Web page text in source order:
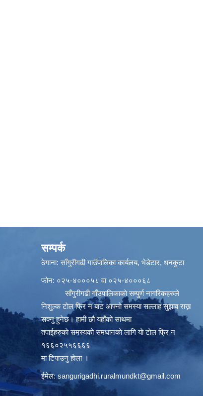
सम्पर्क
ठेगाना: साँगुरीगढी गाउँपालिका कार्यलय, भेडेटार, धनकुटा
फोन: ०२५-४०००५८ वा ०२५-४०००६८
साँगुरीगढी गाँउपालिकाकाे सम्पुर्ण नागरिकहरुले
निशुल्क टाेल फ्रि न बाट आफ्नाे समस्या सल्लाह सुझाव राख्न
सक्नु हुनेछ। हामी छौ यहाँको साथमा
तपाईहरुकाे समस्यकाे समधानकाे लागि याे टाेल फ्रि न
१६६०२५५६६६६
मा टिपाउनु हाेला ।
ईमेल:sangurigadhi.ruralmundkt@gmail.com